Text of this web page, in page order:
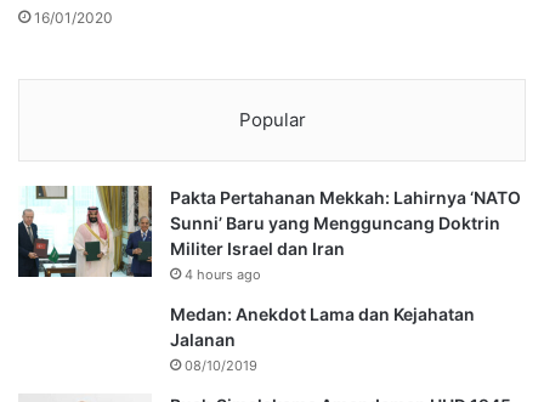
16/01/2020
Popular
Pakta Pertahanan Mekkah: Lahirnya ‘NATO
Sunni’ Baru yang Mengguncang Doktrin
Militer Israel dan Iran
4 hours ago
Medan: Anekdot Lama dan Kejahatan
Jalanan
08/10/2019